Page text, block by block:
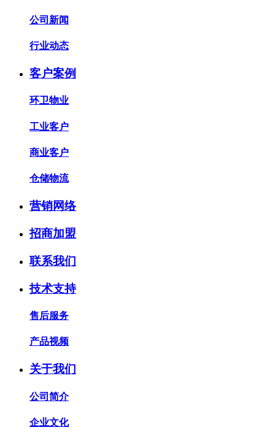
公司新闻
行业动态
客户案例
环卫物业
工业客户
商业客户
仓储物流
营销网络
招商加盟
联系我们
技术支持
售后服务
产品视频
关于我们
公司简介
企业文化